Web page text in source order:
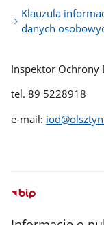
Klauzula
danych
Inspektor Ochrony
tel. 89 5228918
e-mail: